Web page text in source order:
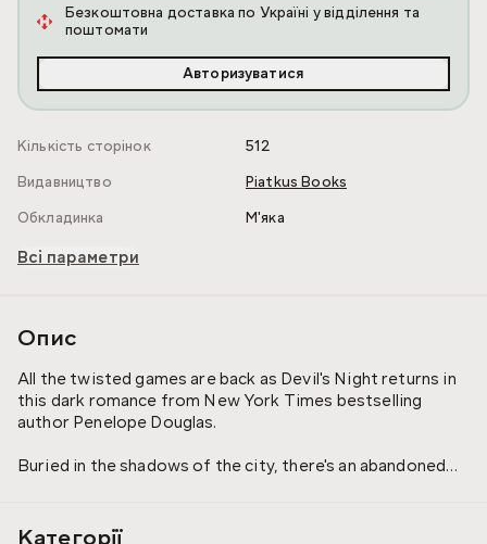
Безкоштовна доставка по Україні у відділення та
поштомати
Авторизуватися
Кількість сторінок
512
Видавництво
Piatkus Books
Обкладинка
М'яка
Всі параметри
Опис
All the twisted games are back as Devil's Night returns in
this dark romance from New York Times bestselling
author Penelope Douglas.
Buried in the shadows of the city, there's an abandoned
out. Banks knows the local legend, but Kai believed the
Категорії